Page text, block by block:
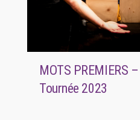
MOTS PREMIERS
Tournée 2023